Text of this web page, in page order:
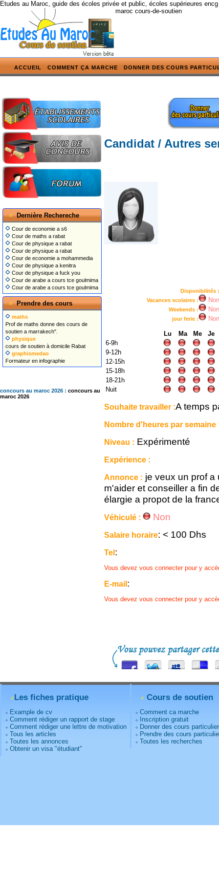
Etudes au Maroc, guide des écoles privée et public, écoles supérieures
maroc cours-de-soutien
ACCUEIL COMMENT ÇA MARCHE DONNER DES COURS
Dernière Rechereche
Cour de economie a s6
Cour de maths a rabat
Cour de physique a rabat
Cour de physique a rabat
Cour de economie a mohammedia
Cour de physique a kenitra
Cour de physique a fuck you
Cour de arabe a cours tce goulmima
Cour de arabe a cours tce goulmima
Prendre des cours
maths
Prof de maths donne des cours de
soutien a marrakech".
physique
cours de soutien à domicile Rabat
graphismedao
Formateur en infographie
concours au maroc 2026 : concours au
maroc 2026
Candidat / Autres
Disponibilités :
Vacances scolaires :
Non
Weekends : Non
jour ferie : Non
Lu Ma Me
Je
6-9h
9-12h
12-15h
15-18h
18-21h
Nuit
Souhaite travailler :A temps
Nombre d'heures par semaine
Niveau : Expérimenté
Expérience :
Annonce : je veux un prof a
m'aider et conseiller a fin
élargie a propot de la
Véhiculé : Non
Salaire horaire: < 100 Dhs
Tel:
Vous devez vous connecter pour y
E-mail:
Vous devez vous connecter pour y
Les fiches pratique
Example de cv
Comment rédiger un rapport de stage
Comment rédiger une lettre de motivation
Tous les articles
Toutes les annonces
Obtenir un visa "étudiant"
Cours de soutien
Comment ca marche
Inscription gratuit
Donner des cours
Prendre des cours
Toutes les recherches